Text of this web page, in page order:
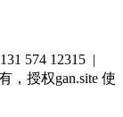
574 12315 |
，授权gan.site 使